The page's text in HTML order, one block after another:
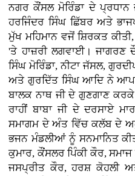
ਨਗਰ ਕੌਂਸਲ ਮੋਰਿੰਡਾ ਦੇ ਪ੍ਰਧਾਨ
ਹਰਜਿੰਦਰ ਸਿੰਘ ਛਿੱਬਰ ਅਤੇ
ਮੁੱਖ ਮਹਿਮਾਨ ਵਜੋਂ ਸ਼ਿਰਕਤ
'ਤੇ ਹਾਜ਼ਰੀ ਲਗਵਾਈ। ਜਾਗਰਣ
ਸਿੰਘ ਮੋਰਿੰਡਾ, ਨੀਟਾ ਜੱਸਲ,
ਅਤੇ ਗੁਰਦਿੱਤ ਸਿੰਘ ਆਦਿ ਨੇ
ਬਾਲਕ ਨਾਥ ਜੀ ਦੇ ਗੁਣਗਾਣ
ਰਾਹੀਂ ਬਾਬਾ ਜੀ ਦੇ ਦਰਸਾਏ
ਸਮਾਗਮ ਦੇ ਅੰਤ ਵਿੱਚ ਕਲੱਬ ਦੇ
ਭਜਨ ਮੰਡਲੀਆਂ ਨੂੰ ਸਨਮਾਨਿਤ
ਕੁਮਾਰ, ਕੌਂਸਲਰ ਪਿੰਕੀ ਕੌਰ,
ਜਸਪ੍ਰੀਤ ਕੌਰ, ਹਰਸ਼ ਕੋਹਲੀ